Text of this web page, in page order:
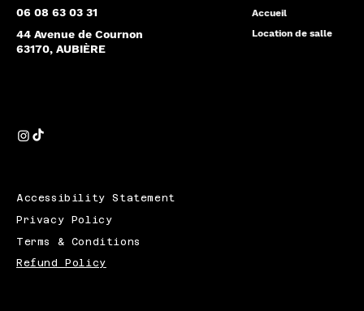
06 08 63 03 31
44 Avenue de Cournon
63170, AUBIÈRE
Accueil
Location de salle
Accessibility Statement
Privacy Policy
Terms & Conditions
Refund Policy